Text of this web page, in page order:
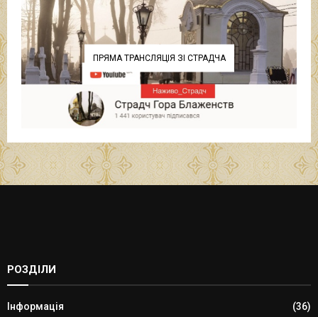
ПРЯМА ТРАНСЛЯЦІЯ ЗІ СТРАДЧА
РОЗДІЛИ
Інформація
(36)